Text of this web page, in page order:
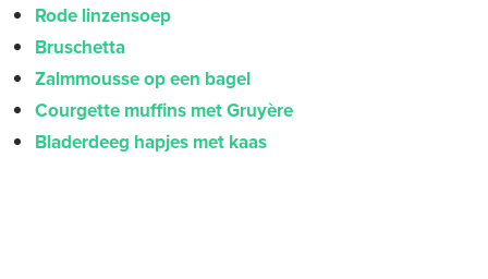
Rode linzensoep
Bruschetta
Zalmmousse op een bagel
Courgette muffins met Gruyère
Bladerdeeg hapjes met kaas